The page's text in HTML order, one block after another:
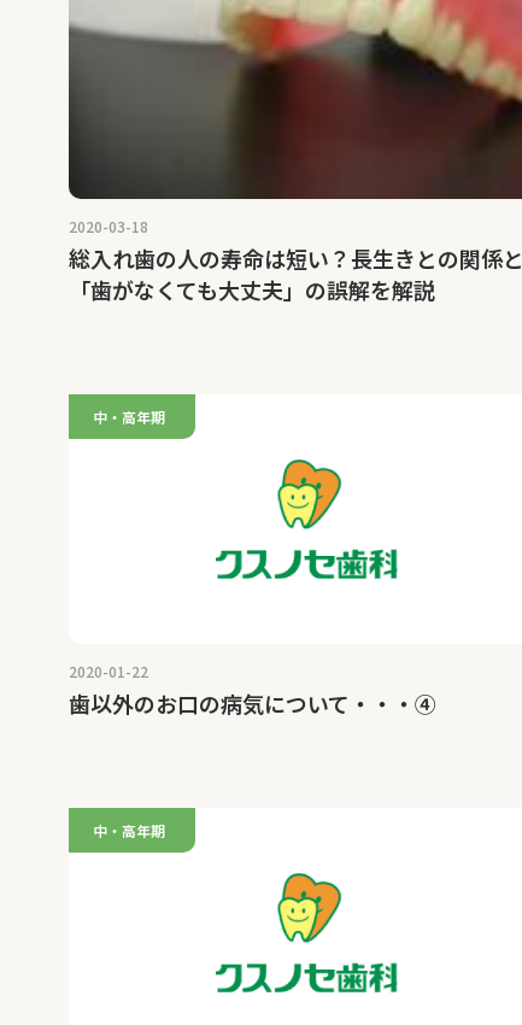
2020-03-18
総入れ歯の人の寿命は短い？長生きとの関係と
「歯がなくても大丈夫」の誤解を解説
中・高年期
2020-01-22
歯以外のお口の病気について・・・④
中・高年期